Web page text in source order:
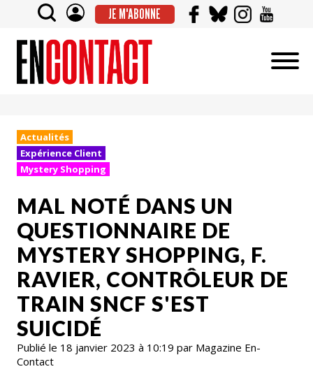
JE M'ABONNE
Actualités
Expérience Client
Mystery Shopping
MAL NOTÉ DANS UN
QUESTIONNAIRE DE
MYSTERY SHOPPING, F.
RAVIER, CONTRÔLEUR DE
TRAIN SNCF S'EST
SUICIDÉ
Publié le 18 janvier 2023 à 10:19 par Magazine En-
Contact